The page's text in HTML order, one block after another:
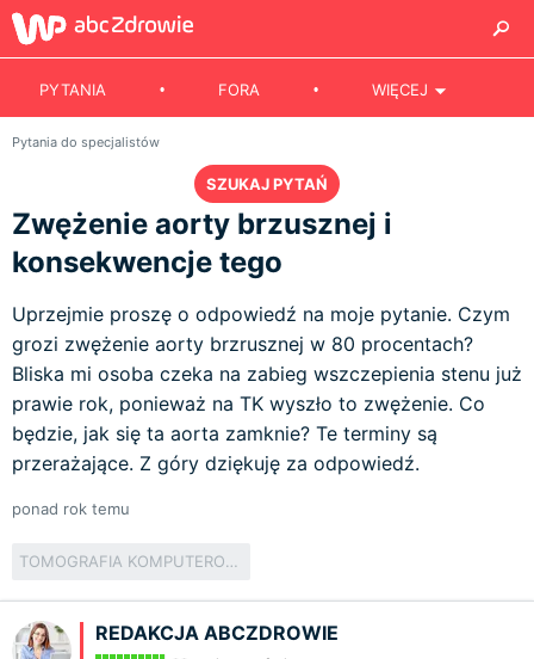
PYTANIA FORA WIĘCEJ
Pytania do specjalistów
SZUKAJ PYTAŃ
Zwężenie aorty brzusznej i
konsekwencje tego
Uprzejmie proszę o odpowiedź na moje pytanie. Czym
grozi zwężenie aorty brzrusznej w 80 procentach?
Bliska mi osoba czeka na zabieg wszczepienia stenu już
prawie rok, ponieważ na TK wyszło to zwężenie. Co
będzie, jak się ta aorta zamknie? Te terminy są
przerażające. Z góry dziękuję za odpowiedź.
ponad rok temu
TOMOGRAFIA KOMPUTEROWA
REDAKCJA ABCZDROWIE